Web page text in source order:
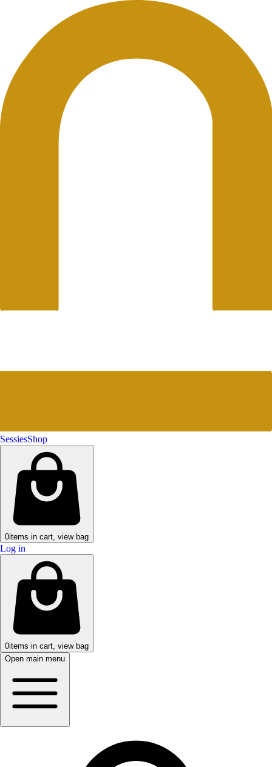
SessiesShop
0items in cart, view bag
Log in
0items in cart, view bag
Open main menu